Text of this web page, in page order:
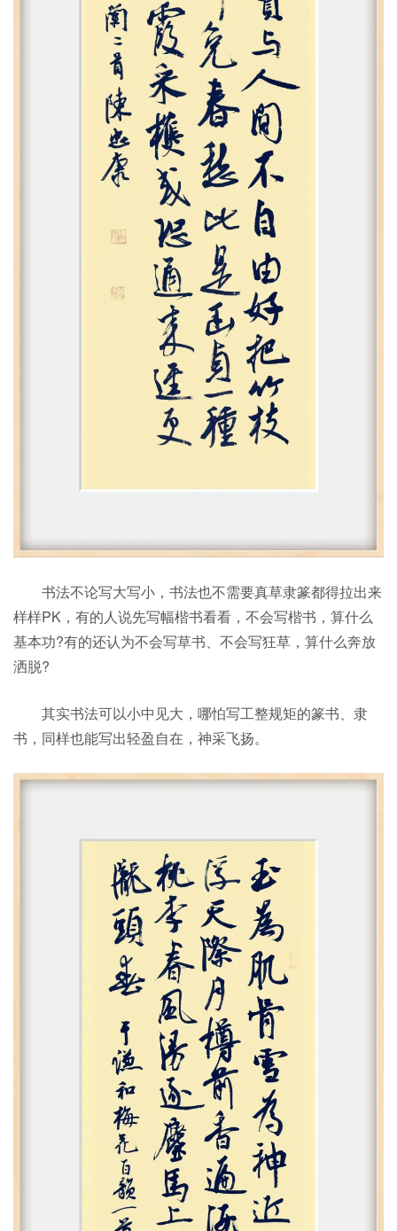
书法不论写大写小，书法也不需要真草隶篆都得拉出来
样样PK，有的人说先写幅楷书看看，不会写楷书，算什么
基本功?有的还认为不会写草书、不会写狂草，算什么奔放
洒脱?
其实书法可以小中见大，哪怕写工整规矩的篆书、隶
书，同样也能写出轻盈自在，神采飞扬。